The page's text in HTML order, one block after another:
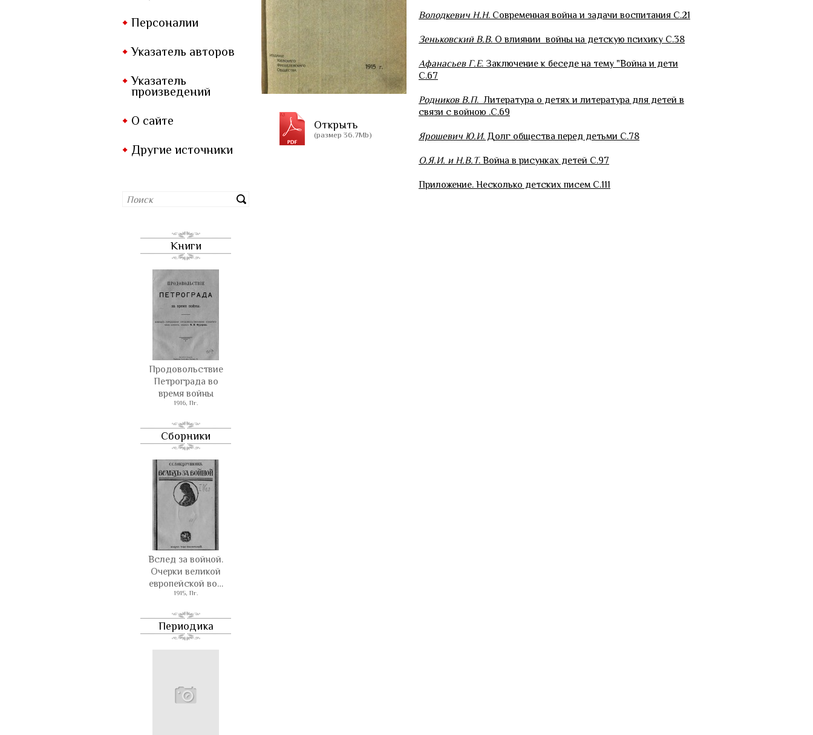
Персоналии
Указатель авторов
Указатель
произведений
О сайте
Другие источники
Книги
Продовольствие
Петрограда во
время войны
1916, Пг.
Сборники
Вслед за войной.
Очерки великой
европейской во…
1915, Пг.
Периодика
Открыть
(размер 36.7Mb)
Володкевич Н.Н. Современная война и задачи воспитания С.21
Зеньковский В.В. О влиянии войны на детскую психику С.38
Афанасьев Г.Е. Заключение к беседе на тему "Война и дети
С.67
Родников В.П. Литература о детях и литература для детей в
связи с войною .С.69
Ярошевич Ю.И. Долг общества перед детьми С.78
О.Я.И. и Н.В.Т. Война в рисунках детей С.97
Приложение. Несколько детских писем С.111